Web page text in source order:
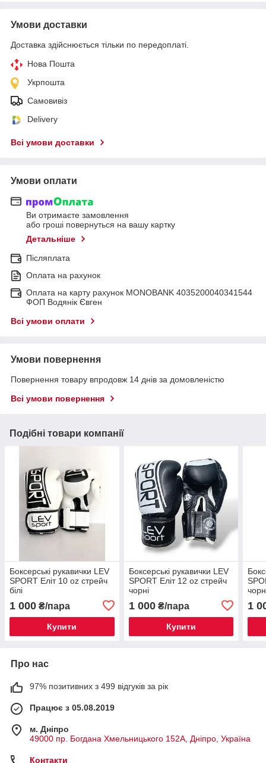
Умови доставки
Доставка здійснюється тільки по передоплаті.
Нова Пошта
Укрпошта
Самовивіз
Delivery
Всі умови доставки
Умови оплати
Ви отримаєте замовлення
або гроші повернуться на вашу картку
Детальніше
Післяплата
Оплата на рахунок
Оплата на карту рахунок MONOBANK 4035200040341544
ФОП Водянік Євген
Всі умови оплати
Умови повернення
Повернення товару впродовж 14 днів за домовленістю
Всі умови повернення
Подібні товари компанії
Боксерські рукавички LEV
SPORT Еліт 10 oz стрейч
білі
1 000 ₴/пара
Купити
Боксерські рукавички LEV
SPORT Еліт 12 oz стрейч
чорні
1 000₴/пара
Купити
1
Про нас
97% позитивних з 499 відгуків за рік
Працює з 05.08.2019
м. Дніпро
49000 пр. Богдана Хмельницького 152А, Дніпро, Україна
Контакти